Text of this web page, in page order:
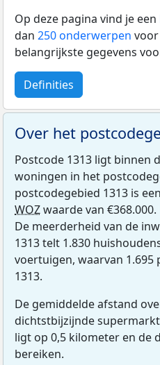
Op deze pagina vind je een
dan 250 onderwerpen
belangrijkste gegevens
Definities
Over het
Postcode 1313 ligt binnen
woningen in het
postcodegebied 1313 is
WOZwaarde van
De meerderheid van de
1313 telt 1.830
voertuigen, waarvan
1313.
De gemiddelde afstand
dichtstbijzijnde
ligt op 0,5 kilometer en de
bereiken.